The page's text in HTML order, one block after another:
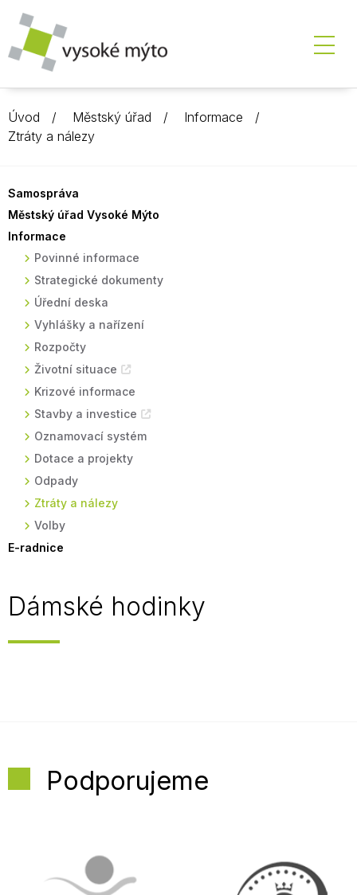
Úvod Městský úřad
Informace
Ztráty a nálezy
Samospráva
Městský úřad Vysoké Mýto
Informace
Povinné informace
Strategické dokumenty
Úřední deska
Vyhlášky a nařízení
Rozpočty
Životní situace
Krizové informace
Stavby a investice
Oznamovací systém
Dotace a projekty
Odpady
Ztráty a nálezy
Volby
E-radnice
Dámské hodinky
Podporujeme